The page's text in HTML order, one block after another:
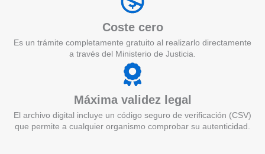
Coste cero
Es un trámite completamente gratuito al realizarlo directamente
a través del Ministerio de Justicia.
Máxima validez legal
El archivo digital incluye un código seguro de verificación (CSV)
que permite a cualquier organismo comprobar su autenticidad.